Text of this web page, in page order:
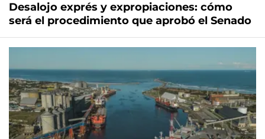
Desalojo exprés y expropiaciones: cómo
será el procedimiento que aprobó el Senado